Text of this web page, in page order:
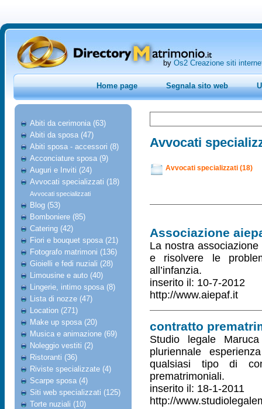
by Os2 Creazione siti
Home page Segnala sito web
Abiti da cerimonia (63)
Abiti da sposa (47)
Abiti sposa - accessori (8)
Acconciature sposa (9)
Auguri e Inviti (24)
Avvocati specializzati (18)
Avvocati specializzati
Blog (53)
Bomboniere (85)
Catering (42)
Fiori e bouquet sposa (21)
Fotografo matrimoni (136)
Gioielli e fedi nuziali (28)
Limousine e auto (40)
Lingerie, intimo sposa (8)
Lista di nozze (47)
Location (271)
Make up sposa (20)
Musica e animazione (69)
Noleggio vestiti (2)
Ristoranti (36)
Riviste specializzate (4)
Scarpe sposa (4)
Siti web specializzati (125)
Torte nuziali (10)
Avvocati
Avvocati specializzati (18)
Associazione
La nostra
e risolvere le
all’infanzia.
inserito il: 10-7-2012
http://www.aiepaf.it
contratto
Studio legale
pluriennale
qualsiasi tipo di
prematrimoniali.
inserito il: 18-1-2011
http://